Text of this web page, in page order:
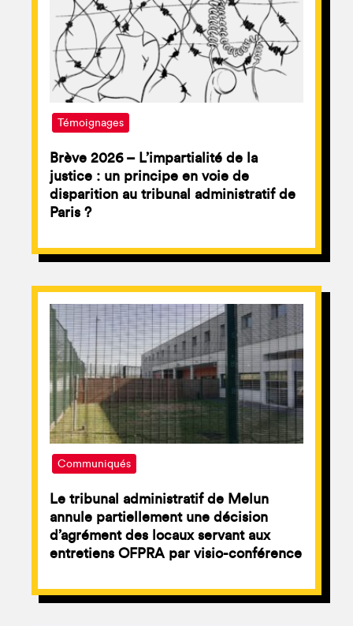
Témoignages
Brève 2026 – L’impartialité de la
justice : un principe en voie de
disparition au tribunal administratif de
Paris ?
Communiqués
Le tribunal administratif de Melun
annule partiellement une décision
d’agrément des locaux servant aux
entretiens OFPRA par visio-conférence